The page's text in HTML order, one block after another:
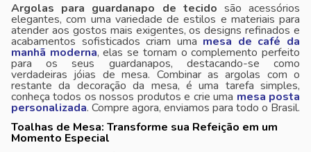
Argolas para guardanapo de tecido são acessórios
elegantes, com uma variedade de estilos e materiais para
atender aos gostos mais exigentes, os designs refinados e
acabamentos sofisticados criam uma mesa de café da
manhã moderna, elas se tornam o complemento perfeito
para os seus guardanapos, destacando-se como
verdadeiras jóias de mesa. Combinar as argolas com o
restante da decoração da mesa, é uma tarefa simples,
conheça todos os nossos produtos e crie uma mesa posta
personalizada. Compre agora, enviamos para todo o Brasil.
Toalhas de Mesa: Transforme sua Refeição em um
Momento Especial